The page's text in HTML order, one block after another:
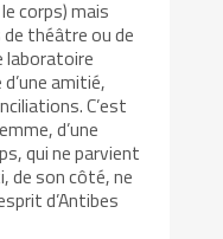
corps) mais
théâtre ou de
laboratoire
amitié,
C’est
d’une
qui ne parvient
de son côté, ne
d’Antibes